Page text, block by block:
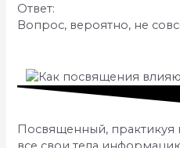
Ответ:
Вопрос, вероятно, не
Посвященный, практикуя